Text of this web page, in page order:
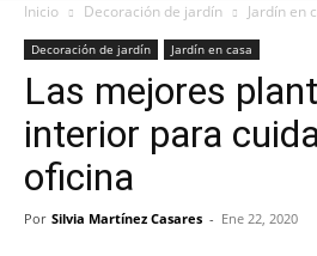
Inicio Decoración de jardín Jardín en
Decoración de jardín Jardín en casa
Las mejores
interior para
oficina
Por Silvia Martínez Casares - Ene 22, 2020